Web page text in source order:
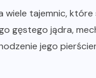
tajemnic, które
gęstego jądra,
jego